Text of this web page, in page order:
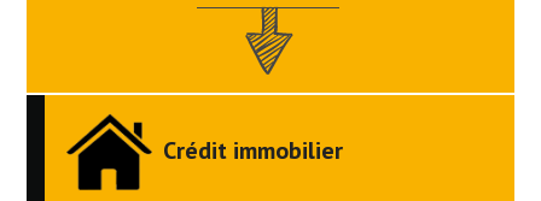
Crédit immobilier